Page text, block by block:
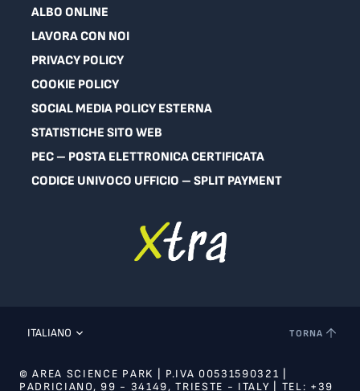
ALBO ONLINE
LAVORA CON NOI
PRIVACY POLICY
COOKIE POLICY
SOCIAL MEDIA POLICY ESTERNA
STATISTICHE SITO WEB
PEC – POSTA ELETTRONICA CERTIFICATA
CODICE UNIVOCO UFFICIO – SPLIT PAYMENT
ITALIANO TORNA
© AREA SCIENCE PARK | P.IVA 00531590321 |
PADRICIANO, 99 - 34149, TRIESTE - ITALY | TEL: +39